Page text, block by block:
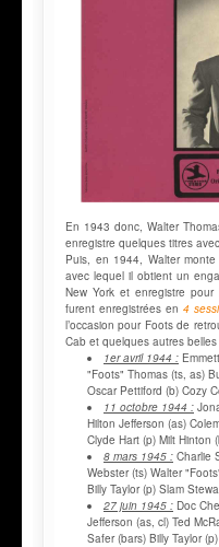
En 1943 donc, Walter
enregistre quelques titres
Puis, en 1944, Walter
avec lequel il obtient un
New York et enregistre
furent enregistrées en 4
l’occasion pour Foots de
Cab et quelques autres
1er avril 1944 :
"Foots" Thomas (ts, as)
Oscar Pettiford (b) Cozy
11 octobre 1944 :
Hilton Jefferson (as)
Clyde Hart (p) Milt Hinton
8 mars 1945 : Charlie
Webster (ts) Walter
Billy Taylor (p) Slam
27 juin 1945 : Doc
Jefferson (as, cl) Ted
Safer (bars) Billy Taylor